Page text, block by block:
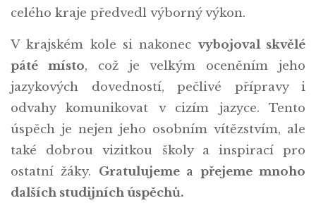
celého kraje předvedl výborný výkon.
V krajském kole si nakonec vybojoval skvělé
páté místo, což je velkým oceněním jeho
jazykových dovedností, pečlivé přípravy i
odvahy komunikovat v cizím jazyce. Tento
úspěch je nejen jeho osobním vítězstvím, ale
také dobrou vizitkou školy a inspirací pro
ostatní žáky. Gratulujeme a přejeme mnoho
dalších studijních úspěchů.